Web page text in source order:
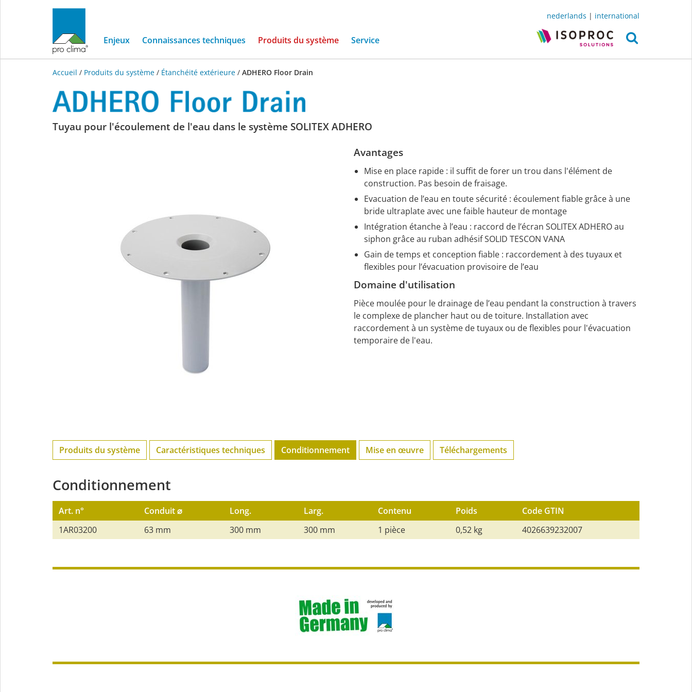
nederlands | international
Enjeux Connaissances techniques Produits du système(current)
Service
Accueil / Produits du système / Étanchéité extérieure / ADHERO Floor Drain
ADHERO
Tuyau pour l'écoulement de l'eau dans le système SOLITEX ADHERO
Avantages
Mise en place rapide : il suffit de forer un trou dans l'élément de
construction. Pas besoin de fraisage.
Evacuation de l’eau en toute sécurité : écoulement fiable grâce à une
bride ultraplate avec une faible hauteur de montage
Intégration étanche à l’eau : raccord de l’écran SOLITEX ADHERO au
siphon grâce au ruban adhésif SOLID TESCON VANA
Gain de temps et conception fiable : raccordement à des tuyaux et
flexibles pour l’évacuation provisoire de l’eau
Domaine d'utilisation
Pièce moulée pour le drainage de l’eau pendant la construction à travers
le complexe de plancher haut ou de toiture. Installation avec
raccordement à un système de tuyaux ou de flexibles pour l'évacuation
temporaire de l'eau.
Produits du système Caractéristiques techniques Conditionnement Mise en œuvre Téléchargements
Conditionnement
Art. n° Conduit ⌀ Long. Larg. Contenu Poids
Code GTIN
1AR03200
63 mm 300 mm 300 mm 1 pièce 0,52 kg 4026639232007